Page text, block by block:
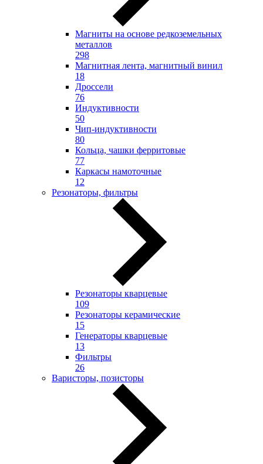
Магниты на основе редкоземельных
металлов
298
Магнитная лента, магнитный винил
18
Дроссели
76
Индуктивности
50
Чип-индуктивности
80
Кольца, чашки ферритовые
77
Каркасы намоточные
12
Резонаторы, фильтры
Резонаторы кварцевые
109
Резонаторы керамические
15
Генераторы кварцевые
13
Фильтры
26
Варисторы, позисторы